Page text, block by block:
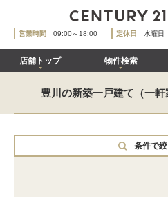
営業時間 09:00～18:00 定休日 水曜日
店舗トップ 物件検索
豊川の新築一戸建て（一
条件で